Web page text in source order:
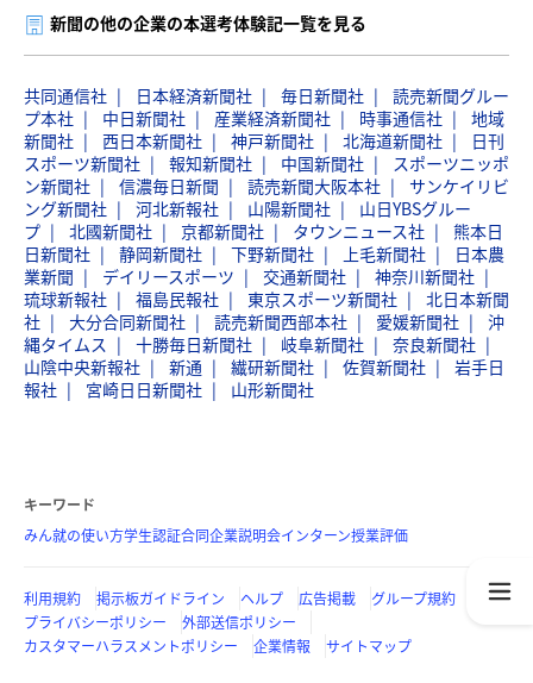
新聞の他の企業の本選考体験記一覧を見る
共同通信社 日本経済新聞社 毎日新聞社
読売新聞グルー
プ本社
中日新聞社 産業経済新聞社 時事通信社
地域
新聞社
西日本新聞社 神戸新聞社 北海道新聞社
日刊
スポーツ新聞社
報知新聞社 中国新聞社
スポーツニッポ
ン新聞社
信濃毎日新聞 読売新聞大阪本社
サンケイリビ
ング新聞社
河北新報社 山陽新聞社
山日YBSグルー
プ
北國新聞社 京都新聞社 タウンニュース社
熊本日
日新聞社
静岡新聞社 下野新聞社 上毛新聞社
日本農
業新聞
デイリースポーツ 交通新聞社
神奈川新聞社
琉球新報社
福島民報社 東京スポーツ新聞社
北日本新聞
社
大分合同新聞社 読売新聞西部本社 愛媛新聞社
沖
縄タイムス
十勝毎日新聞社 岐阜新聞社
奈良新聞社
山陰中央新報社
新通 繊研新聞社 佐賀新聞社
岩手日
報社
宮崎日日新聞社 山形新聞社
キーワード
みん就の使い方学生認証合同企業説明会インターン授業評価
利用規約 掲示板ガイドライン ヘルプ 広告掲載
グループ規約
プライバシーポリシー
外部送信ポリシー
カスタマーハラスメントポリシー
企業情報 サイトマップ